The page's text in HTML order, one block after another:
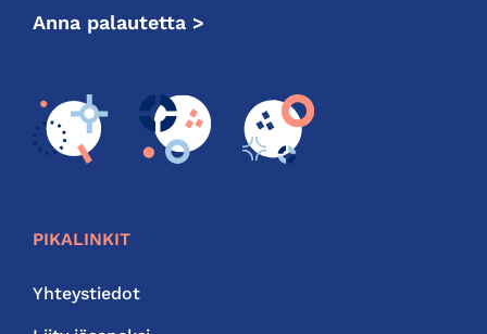
Anna palautetta >
PIKALINKIT
Yhteystiedot